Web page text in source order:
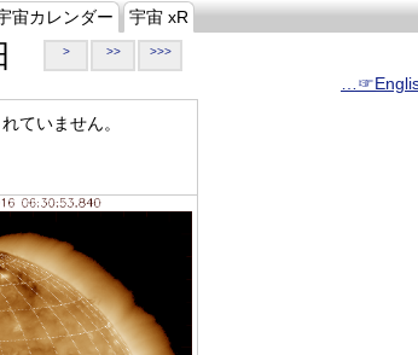
宙カレンダー 宇宙 xR
> >> >>>
ていません。